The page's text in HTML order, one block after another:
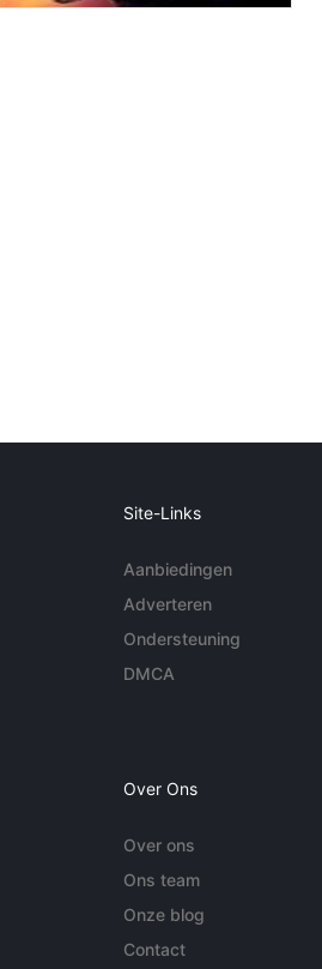
Site-Links
Aanbiedingen
Adverteren
Ondersteuning
DMCA
Over Ons
Over ons
Ons team
Onze blog
Contact